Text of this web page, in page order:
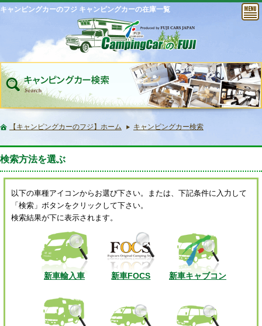
キャンピングカーのフジ キャンピングカーの在庫一覧
【キャンピングカーのフジ】ホーム キャンピングカー検索
検索方法を選ぶ
以下の車種アイコンからお選び下さい。または、下記条件に入力して
「検索」ボタンをクリックして下さい。
検索結果が下に表示されます。
新車輸入車 新車FOCS 新車キャブコン